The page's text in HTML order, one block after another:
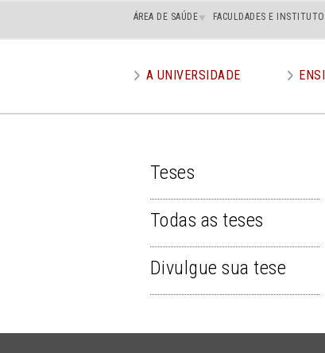
Main
superior
ÁREA DE SAÚDE FACULDADES E
menu
A UNIVERSIDADE
TESES
Teses
Todas as teses
Divulgue sua tese